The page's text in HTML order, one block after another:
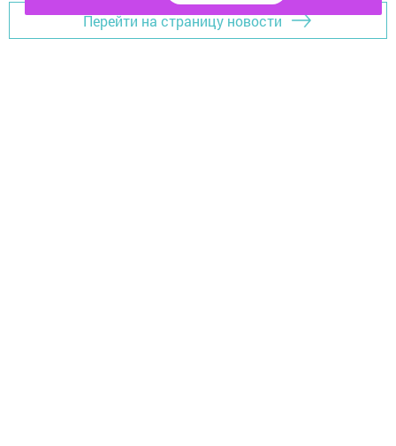
Перейти на страницу новости